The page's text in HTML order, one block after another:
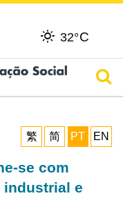
32°C
繁
简 PT EN
se com
industrial e